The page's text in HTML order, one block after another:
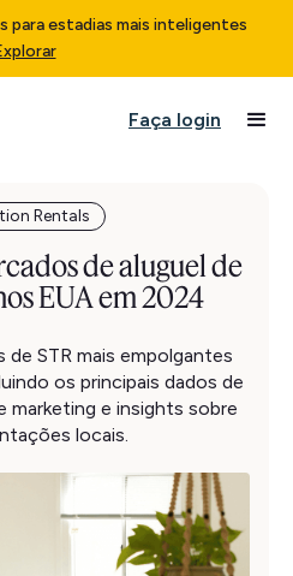
para estadias mais inteligentes
Faça login
Rentals
de aluguel de
EUA em 2024
de STR mais empolgantes
os principais dados de
marketing e insights sobre
locais.